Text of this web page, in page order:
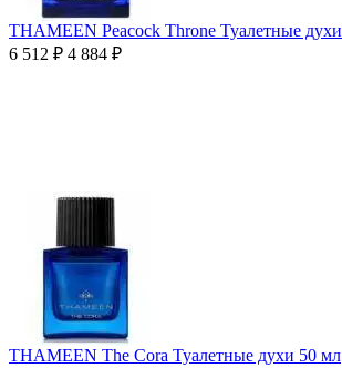
THAMEEN Peacock Throne Туалетные
6 512 ₽ 4 884 ₽
THAMEEN The Cora Туалетные духи 50 мл